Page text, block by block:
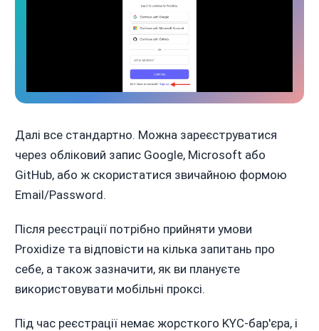
Далі все стандартно. Можна зареєструватися
через обліковий запис Google, Microsoft або
GitHub, або ж скористатися звичайною формою
Email/Password.
Після реєстрації потрібно прийняти умови
Proxidize та відповісти на кілька запитань про
себе, а також зазначити, як ви плануєте
використовувати мобільні проксі.
Під час реєстрації немає жорсткого KYC-бар'єра, і